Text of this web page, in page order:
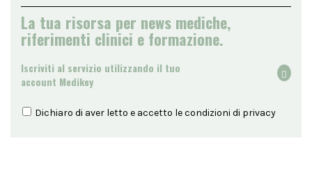
La tua risorsa per news mediche,
riferimenti clinici e formazione.
Iscriviti al servizio utilizzando il tuo
account Medikey
Dichiaro di aver letto e accetto le condizioni di privacy